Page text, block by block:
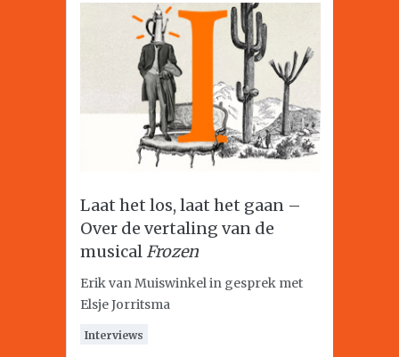
Laat het los, laat het gaan –
Over de vertaling van de
musical Frozen
Erik van Muiswinkel in gesprek met
Elsje Jorritsma
Interviews